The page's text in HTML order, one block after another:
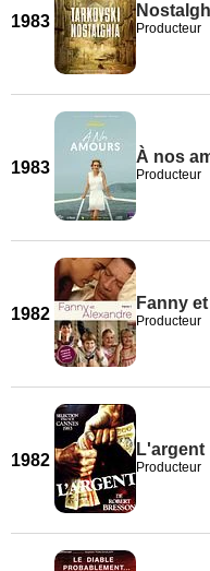
1983 Producteur
1983
À nos
Producteur
1982
Fanny
Producteur
1982
L'argent
Producteur